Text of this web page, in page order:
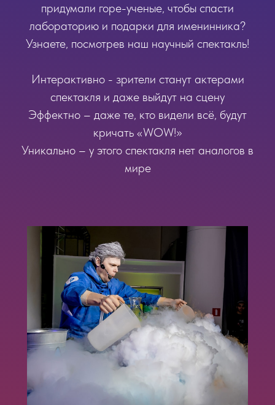
придумали горе-ученые, чтобы спасти
лабораторию и подарки для именинника?
Узнаете, посмотрев наш научный спектакль!
Интерактивно - зрители станут актерами
спектакля и даже выйдут на сцену
Эффектно – даже те, кто видели всё, будут
кричать «WOW!»
Уникально – у этого спектакля нет аналогов в
мире